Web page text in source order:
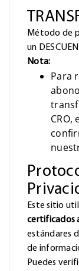
Método de
un
Nota:
Para
CRO,
Este sitio
certificados
estándares
de
Puedes